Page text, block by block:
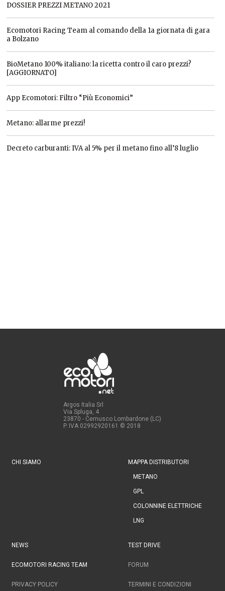
DOSSIER PREZZI METANO 2021
Ecomotori Racing Team al comando della 1a giornata di gara
a Bolzano
BioMetano 100% italiano: la ricetta contro il caro prezzi?
[AGGIORNATO]
App Ecomotori: Filtro “Più Economici”
Metano: allarme prezzi!
Decreto carburanti: IVA al 5% per il metano fino all’8 luglio
Argos Italia Srl
Via Spluga, 4
23870 - Cernusco Lombardone (LC)
P. IVA 02992920161 © 2018
CHI SIAMO MAPPA DISTRIBUTORI
METANO
GPL
COLONNINE ELETTRICHE
LNG
NEWS TEST DRIVE
ECOMOTORI RACING TEAM FORUM
PRIVACY POLICY TERMINI E CONDIZIONI